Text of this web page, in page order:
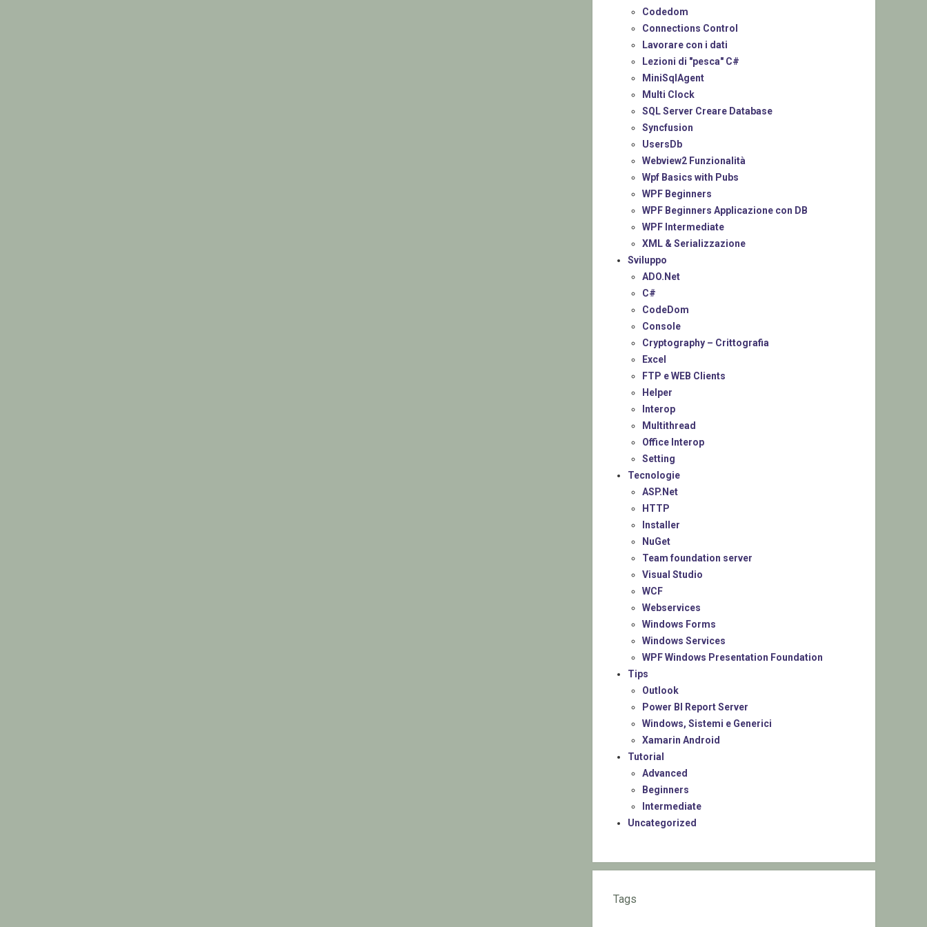
Codedom
Connections Control
Lavorare con i dati
Lezioni di "pesca" C#
MiniSqlAgent
Multi Clock
SQL Server Creare Database
Syncfusion
UsersDb
Webview2 Funzionalità
Wpf Basics with Pubs
WPF Beginners
WPF Beginners Applicazione con DB
WPF Intermediate
XML & Serializzazione
Sviluppo
ADO.Net
C#
CodeDom
Console
Cryptography – Crittografia
Excel
FTP e WEB Clients
Helper
Interop
Multithread
Office Interop
Setting
Tecnologie
ASP.Net
HTTP
Installer
NuGet
Team foundation server
Visual Studio
WCF
Webservices
Windows Forms
Windows Services
WPF Windows Presentation Foundation
Tips
Outlook
Power BI Report Server
Windows, Sistemi e Generici
Xamarin Android
Tutorial
Advanced
Beginners
Intermediate
Uncategorized
Tags